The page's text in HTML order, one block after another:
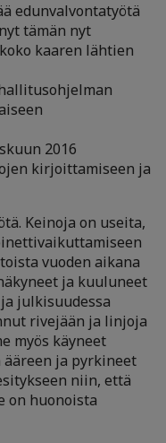
edunvalvontatyötä
tämän nyt
kaaren lähtien
2016
kirjoittamiseen ja
Keinoja on useita,
vuoden aikana
ja kuuluneet
julkisuudessa
rivejään ja linjoja
myös käyneet
ääreen ja pyrkineet
niin, että
on huonoista